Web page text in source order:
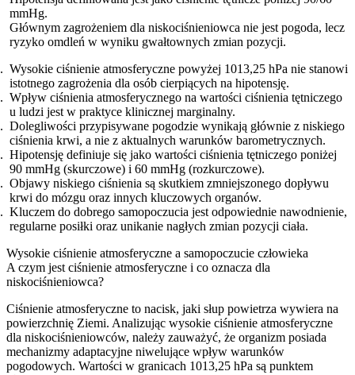
mmHg.
Głównym zagrożeniem dla niskociśnieniowca nie jest pogoda, lecz
ryzyko omdleń w wyniku gwałtownych zmian pozycji.
Wysokie ciśnienie atmosferyczne powyżej 1013,25 hPa nie stanowi
istotnego zagrożenia dla osób cierpiących na hipotensję.
Wpływ ciśnienia atmosferycznego na wartości ciśnienia tętniczego
u ludzi jest w praktyce klinicznej marginalny.
Dolegliwości przypisywane pogodzie wynikają głównie z niskiego
ciśnienia krwi, a nie z aktualnych warunków barometrycznych.
Hipotensję definiuje się jako wartości ciśnienia tętniczego poniżej
90 mmHg (skurczowe) i 60 mmHg (rozkurczowe).
Objawy niskiego ciśnienia są skutkiem zmniejszonego dopływu
krwi do mózgu oraz innych kluczowych organów.
Kluczem do dobrego samopoczucia jest odpowiednie nawodnienie,
regularne posiłki oraz unikanie nagłych zmian pozycji ciała.
Wysokie ciśnienie atmosferyczne a samopoczucie człowieka
A czym jest ciśnienie atmosferyczne i co oznacza dla
niskociśnieniowca?
Ciśnienie atmosferyczne to nacisk, jaki słup powietrza wywiera na
powierzchnię Ziemi. Analizując wysokie ciśnienie atmosferyczne
dla niskociśnieniowców, należy zauważyć, że organizm posiada
mechanizmy adaptacyjne niwelujące wpływ warunków
pogodowych. Wartości w granicach 1013,25 hPa są punktem